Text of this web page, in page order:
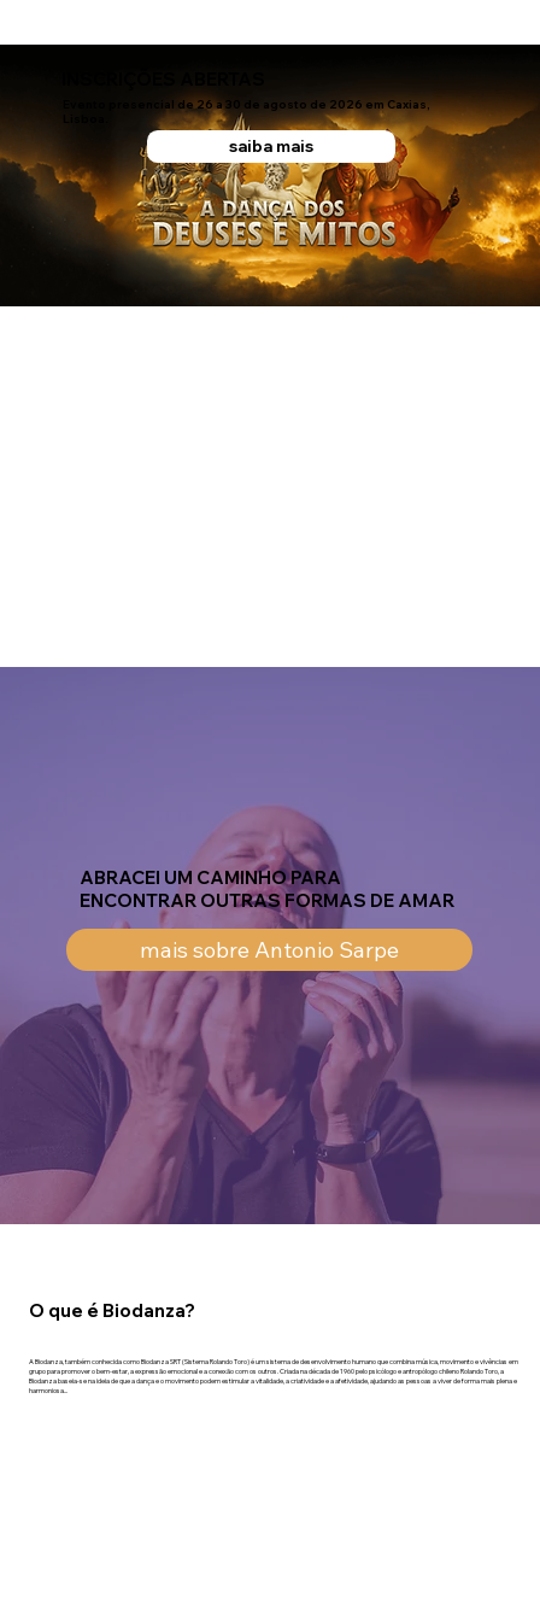
Evento presencial de 26 a 30 de agosto de 2026 em Caxias,
saiba mais
ABRACEI UM CAMINHO PARA
ENCONTRAR OUTRAS FORMAS DE AMAR
mais sobre Antonio Sarpe
O que é Biodanza?
A Biodanza, também conhecida como Biodanza SRT (Sistema Rolando Toro) é um sistema de desenvolvimento humano que combina música, movimento e vivências em
grupo para promover o bem-estar, a expressão emocional e a conexão com os outros. Criada na década de 1960 pelo psicólogo e antropólogo chileno Rolando Toro, a
Biodanza baseia-se na ideia de que a dança e o movimento podem estimular a vitalidade, a criatividade e a afetividade, ajudando as pessoas a viver de forma mais plena e
harmoniosa...